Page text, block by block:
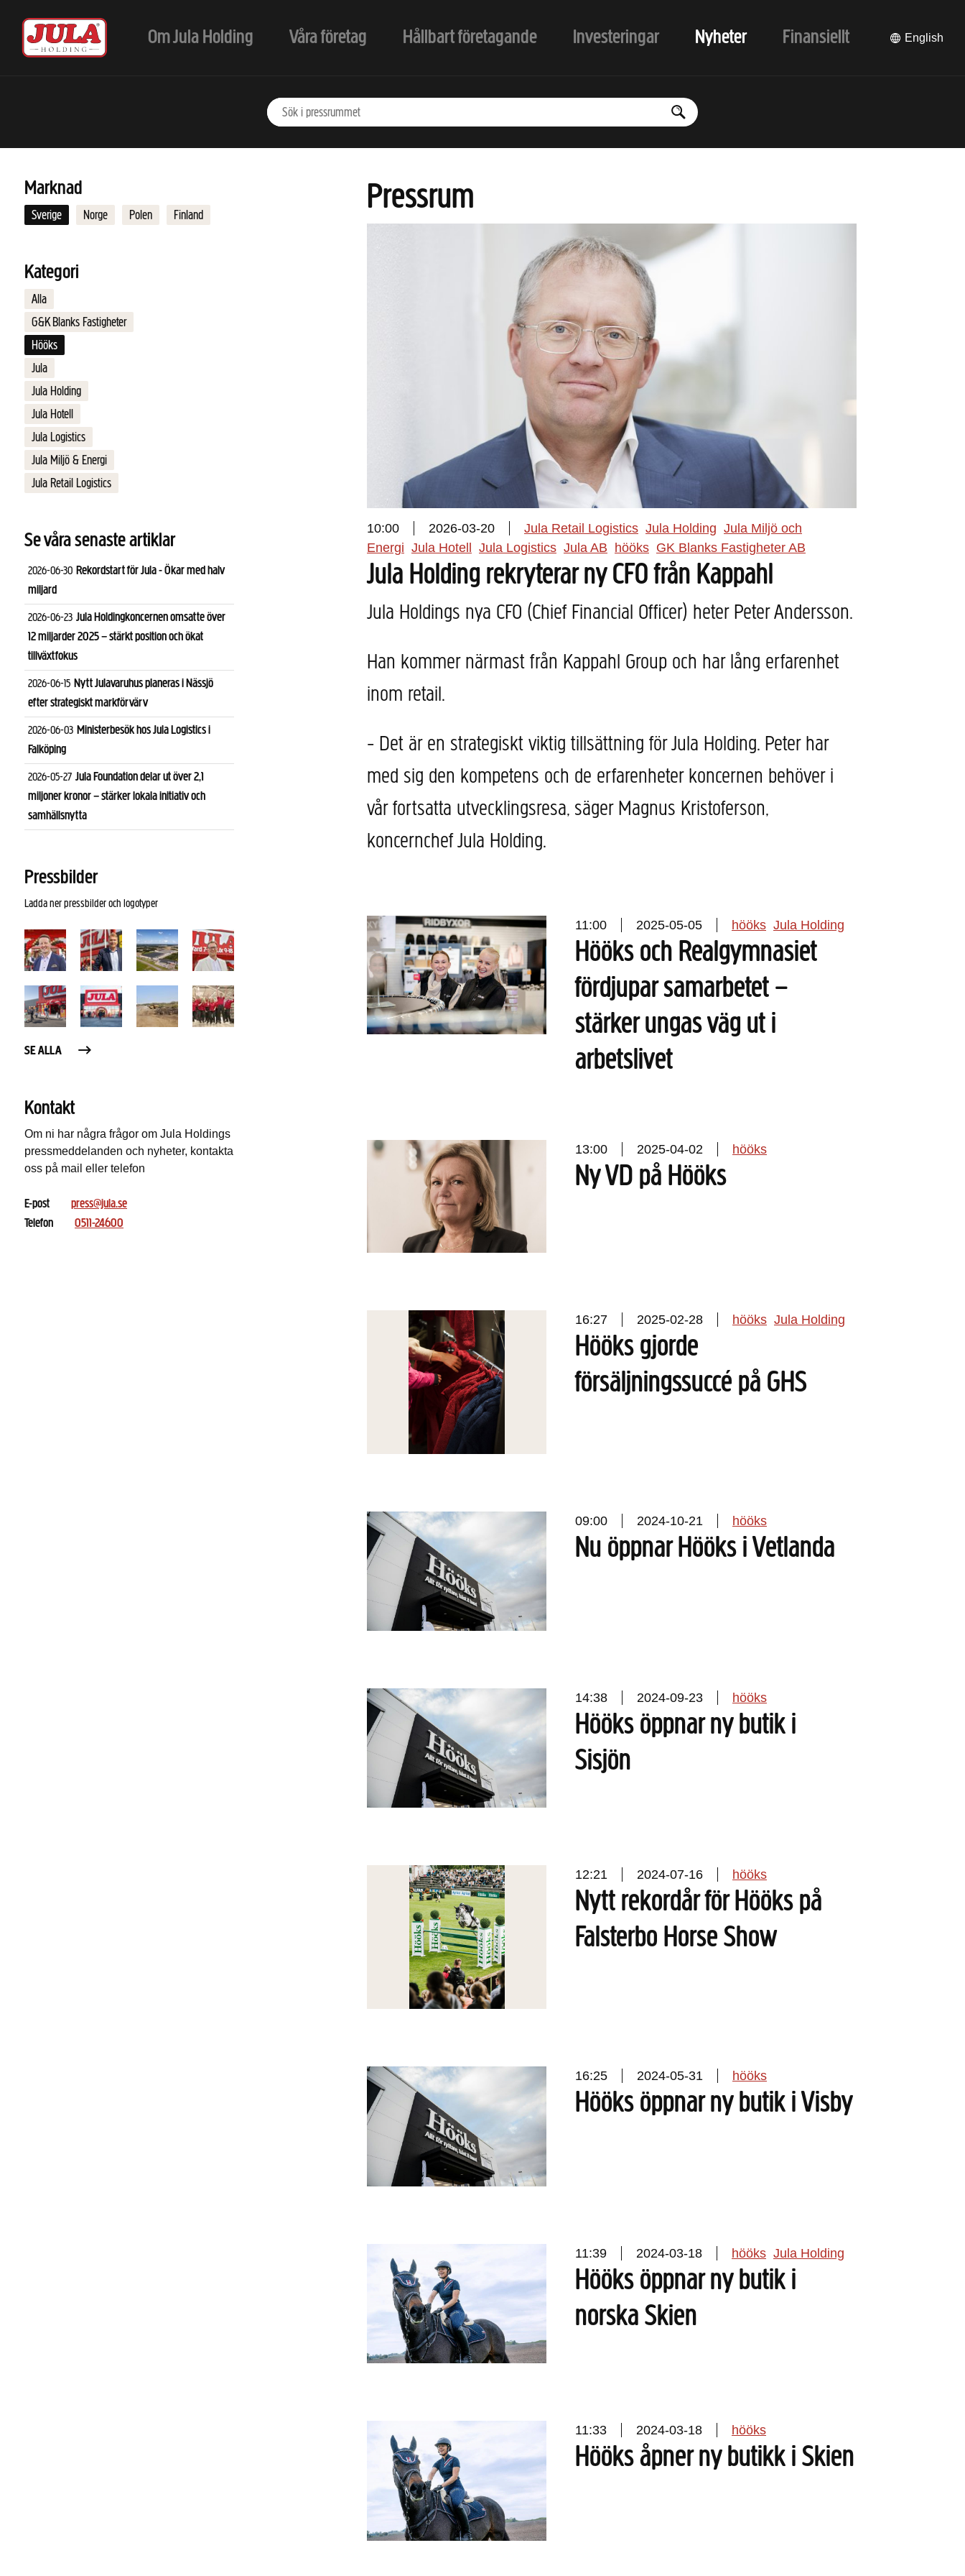
Om Jula Holding Våra företag Hållbart företagande Investeringar Nyheter Finansiellt English
Marknad
Sverige Norge Polen Finland
Kategori
Alla
G&K Blanks Fastigheter
Hööks
Jula
Jula Holding
Jula Hotell
Jula Logistics
Jula Miljö & Energi
Jula Retail Logistics
Se våra senaste artiklar
2026-06-30 Rekordstart för Jula - Ökar med halv
miljard
2026-06-23 Jula Holdingkoncernen omsatte över
12 miljarder 2025 – stärkt position och ökat
tillväxtfokus
2026-06-15 Nytt Julavaruhus planeras i Nässjö
efter strategiskt markförvärv
2026-06-03 Ministerbesök hos Jula Logistics i
Falköping
2026-05-27 Jula Foundation delar ut över 2,1
miljoner kronor – stärker lokala initiativ och
samhällsnytta
Pressbilder
Ladda ner pressbilder och logotyper
SE ALLA
Kontakt
Om ni har några frågor om Jula Holdings
pressmeddelanden och nyheter, kontakta
oss på mail eller telefon
E-post
press@jula.se
Telefon
0511-24600
Pressrum
10:00 2026-03-20 Jula Retail Logistics Jula Holding Jula Miljö och
Energi Jula Hotell Jula Logistics Jula AB hööks GK Blanks Fastigheter AB
Jula Holding rekryterar ny CFO från Kappahl
Jula Holdings nya CFO (Chief Financial Officer) heter Peter Andersson.
Han kommer närmast från Kappahl Group och har lång erfarenhet
inom retail.
− Det är en strategiskt viktig tillsättning för Jula Holding. Peter har
med sig den kompetens och de erfarenheter koncernen behöver i
vår fortsatta utvecklingsresa, säger Magnus Kristoferson,
koncernchef Jula Holding.
11:00 2025-05-05 hööks Jula Holding
Hööks och Realgymnasiet
fördjupar samarbetet –
stärker ungas väg ut i
arbetslivet
13:00 2025-04-02 hööks
Ny VD på Hööks
16:27 2025-02-28 hööks Jula Holding
Hööks gjorde
försäljningssuccé på GHS
09:00 2024-10-21 hööks
Nu öppnar Hööks i Vetlanda
14:38 2024-09-23 hööks
Hööks öppnar ny butik i
Sisjön
12:21 2024-07-16 hööks
Nytt rekordår för Hööks på
Falsterbo Horse Show
16:25 2024-05-31 hööks
Hööks öppnar ny butik i Visby
11:39 2024-03-18 hööks Jula Holding
Hööks öppnar ny butik i
norska Skien
11:33 2024-03-18 hööks
Hööks åpner ny butikk i Skien